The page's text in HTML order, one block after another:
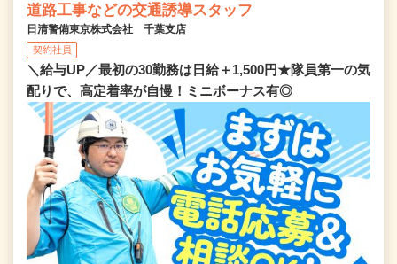
道路工事などの交通誘導スタッフ
日清警備東京株式会社 千葉支店
契約社員
＼給与UP／最初の30勤務は日給＋1,500円★隊員第一の気
配りで、高定着率が自慢！ミニボーナス有◎